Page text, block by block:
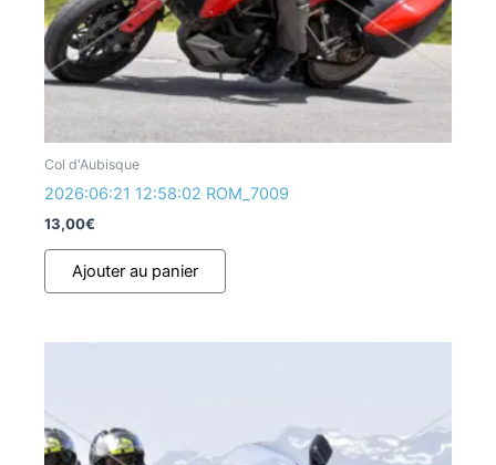
Col d'Aubisque
2026:06:21 12:58:02 ROM_7009
13,00€
Ajouter au panier